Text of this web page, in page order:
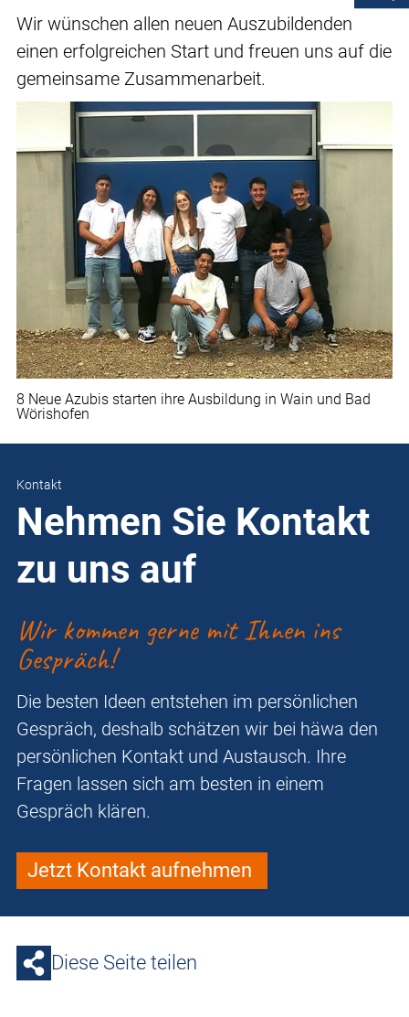
Wir wünschen allen neuen Auszubildenden
einen erfolgreichen Start und freuen uns auf die
gemeinsame Zusammenarbeit.
8 Neue Azubis starten ihre Ausbildung in Wain und Bad
Wörishofen
Kontakt
Nehmen Sie Kontakt
zu uns auf
Wir kommen gerne mit Ihnen ins
Gespräch!
Die besten Ideen entstehen im persönlichen
Gespräch, deshalb schätzen wir bei häwa den
persönlichen Kontakt und Austausch. Ihre
Fragen lassen sich am besten in einem
Gespräch klären.
Jetzt Kontakt aufnehmen
Diese Seite teilen